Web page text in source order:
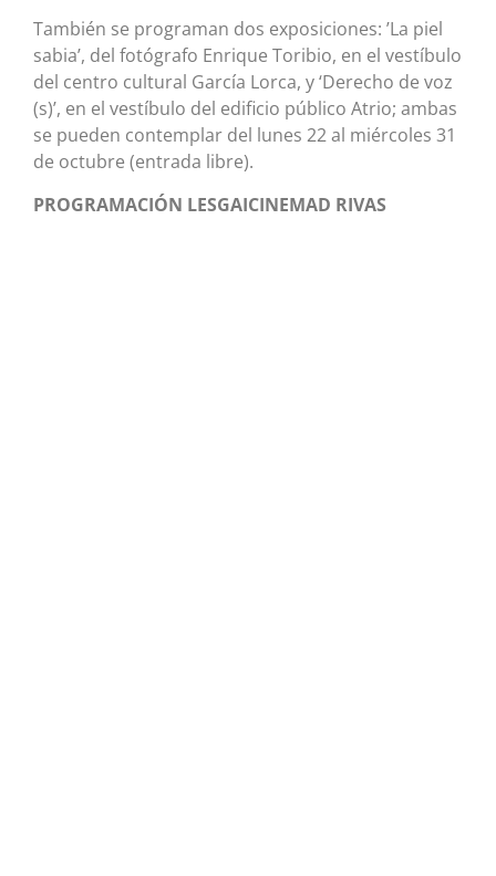
También se programan dos exposiciones: ’La piel
sabia’, del fotógrafo Enrique Toribio, en el vestíbulo
del centro cultural García Lorca, y ‘Derecho de voz
(s)’, en el vestíbulo del edificio público Atrio; ambas
se pueden contemplar del lunes 22 al miércoles 31
de octubre (entrada libre).
PROGRAMACIÓN LESGAICINEMAD RIVAS